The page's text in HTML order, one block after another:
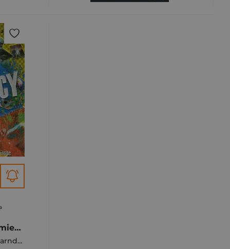
Odkrywamy zdumiewający świat Nowe spojrzenie na rzeczywistość
John